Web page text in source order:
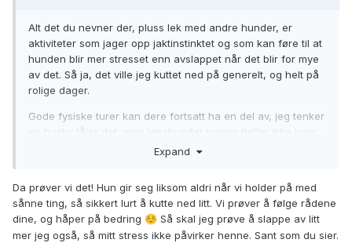
Alt det du nevner der, pluss lek med andre hunder, er
aktiviteter som jager opp jaktinstinktet og som kan føre til at
hunden blir mer stresset enn avslappet når det blir for mye
av det. Så ja, det ville jeg kuttet ned på generelt, og helt på
rolige dager.
Gode fysiske turer kan dere fortsatt ha en del av, jeg tenker
en husky tåler det, men løpshunder trenes heller ikke hver
Expand
Da prøver vi det! Hun gir seg liksom aldri når vi holder på med
sånne ting, så sikkert lurt å kutte ned litt. Vi prøver å følge rådene
dine, og håper på bedring ☺️ Så skal jeg prøve å slappe av litt
mer jeg også, så mitt stress ikke påvirker henne. Sant som du sier.